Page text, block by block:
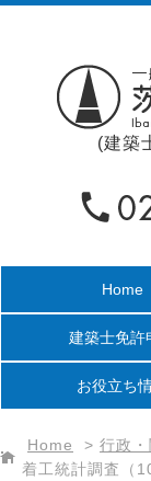
(建築
Home
建築士免許
お役立ち
Home > 行政・
着工統計調査（